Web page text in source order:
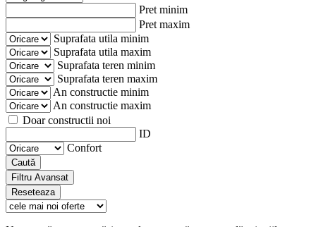
Pret minim
Pret maxim
Suprafata utila minim
Suprafata utila maxim
Suprafata teren minim
Suprafata teren maxim
An constructie minim
An constructie maxim
Doar constructii noi
ID
Confort
Caută
Filtru Avansat
Reseteaza